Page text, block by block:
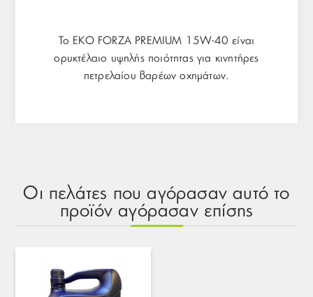
Το EKO FORZA PREMIUM 15W-40 είναι
ορυκτέλαιο υψηλής ποιότητας για κινητήρες
πετρελαίου βαρέων οχημάτων.
Οι πελάτες που αγόρασαν αυτό το
προϊόν αγόρασαν επίσης